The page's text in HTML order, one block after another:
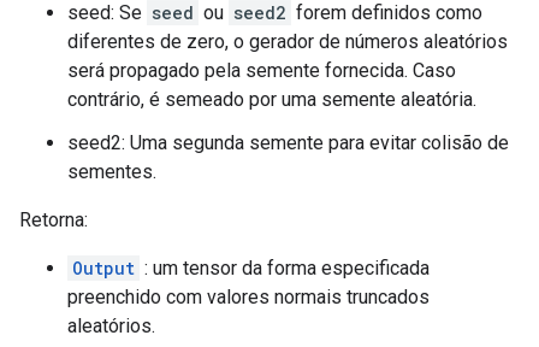
seed: Se seed ou seed2 forem definidos como
diferentes de zero, o gerador de números aleatórios
será propagado pela semente fornecida. Caso
contrário, é semeado por uma semente aleatória.
seed2: Uma segunda semente para evitar colisão de
sementes.
Retorna:
Output : um tensor da forma especificada
preenchido com valores normais truncados
aleatórios.